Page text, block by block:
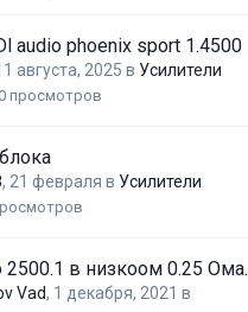
audio phoenix sport 1.4500
августа, 2025 в Усилители
просмотров
, 21 февраля в Усилители
2500.1 в низкоом 0.25 Ома.
Vad, 1 декабря, 2021 в